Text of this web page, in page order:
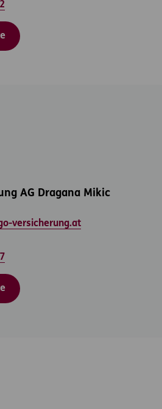
AG Dragana Mikic
versicherung.at